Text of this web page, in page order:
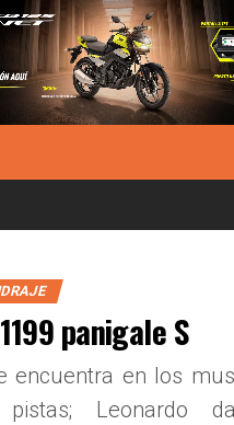
panigale S
encuentra en los
Leonardo